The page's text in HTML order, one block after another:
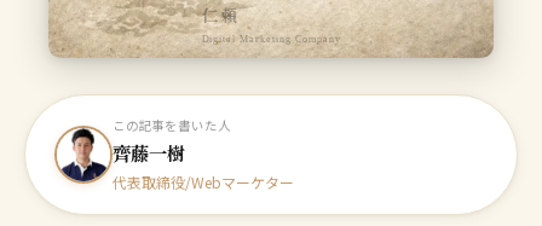
仁頼
Digital Marketing Company
この記事を書いた人
齊藤一樹
代表取締役/Webマーケター